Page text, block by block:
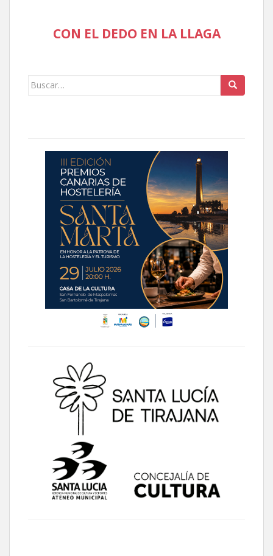
CON EL DEDO EN LA LLAGA
Buscar: